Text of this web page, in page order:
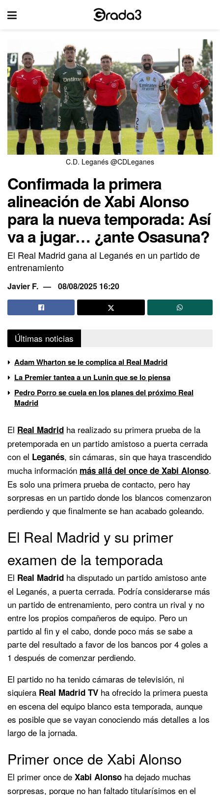
C.D. Leganés @CDLeganes
Confirmada la primera
alineación de Xabi Alonso
para la nueva temporada: Así
va a jugar… ¿ante Osasuna?
El Real Madrid gana al Leganés en un partido de
entrenamiento
Javier F. 08/08/2025 16:20
Últimas noticias
Adam Wharton se le complica al Real Madrid
La Premier tantea a un Lunin que se lo piensa
Pedro Porro se cuela en los planes del próximo Real
Madrid
El Real Madrid ha realizado su primera prueba de la
pretemporada en un partido amistoso a puerta cerrada
con el Leganés, sin cámaras, sin que haya trascendido
mucha información más allá del once de Xabi Alonso.
Es solo una primera prueba de contacto, pero hay
sorpresas en un partido donde los blancos comenzaron
perdiendo y que finalmente se han acabado goleando.
El Real Madrid y su primer
examen de la temporada
El Real Madrid ha disputado un partido amistoso ante
el Leganés, a puerta cerrada. Podría considerarse más
un partido de entrenamiento, pero contra un rival y no
entre los propios compañeros de equipo. Pero un
partido al fin y el cabo, donde poco más se sabe a
parte del resultado a favor de los bancos por 4 goles a
1 después de comenzar perdiendo.
El partido no ha tenido cámaras de televisión, ni
siquiera Real Madrid TV ha ofrecido la primera puesta
en escena del equipo blanco esta temporada, aunque
es posible que se vayan conociendo más detalles a los
largo de la jornada.
Primer once de Xabi Alonso
El primer once de Xabi Alonso ha dejado muchas
sorpresas, porque no han faltado titularísimos en el